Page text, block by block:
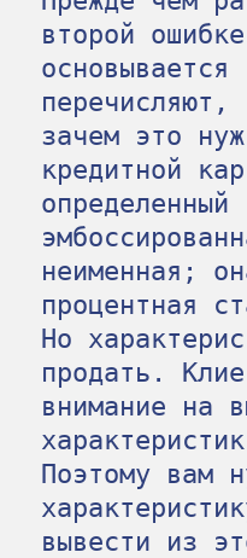
второй
зачем это
кредитной
неименная;
процентная
Но
продать.
внимание на
Поэтому вам
вывести из